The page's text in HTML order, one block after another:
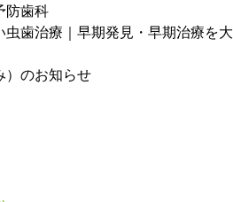
防歯科
歯治療｜早期発見・早期治療を大
）のお知らせ